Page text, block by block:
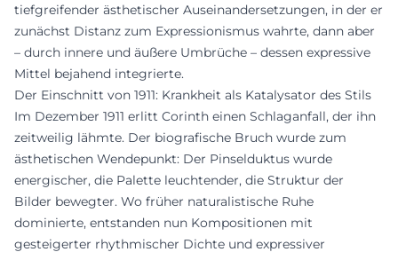
tiefgreifender ästhetischer Auseinandersetzungen, in der er
zunächst Distanz zum Expressionismus wahrte, dann aber
– durch innere und äußere Umbrüche – dessen expressive
Mittel bejahend integrierte.
Der Einschnitt von 1911: Krankheit als Katalysator des Stils
Im Dezember 1911 erlitt Corinth einen Schlaganfall, der ihn
zeitweilig lähmte. Der biografische Bruch wurde zum
ästhetischen Wendepunkt: Der Pinselduktus wurde
energischer, die Palette leuchtender, die Struktur der
Bilder bewegter. Wo früher naturalistische Ruhe
dominierte, entstanden nun Kompositionen mit
gesteigerter rhythmischer Dichte und expressiver